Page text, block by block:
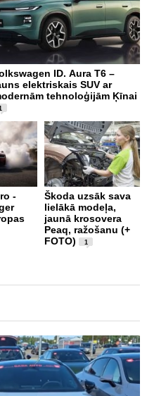
ID. Aura T6 –
elektriskais SUV ar
tehnoloģijām Ķīnai
-
Škoda uzsāk sava
lielākā modeļa,
jaunā krosovera
Peaq, ražošanu (+
FOTO)
1